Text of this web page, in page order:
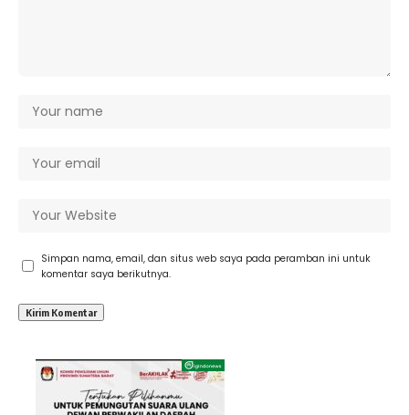
Simpan nama, email, dan situs web saya pada peramban ini untuk
komentar saya berikutnya.